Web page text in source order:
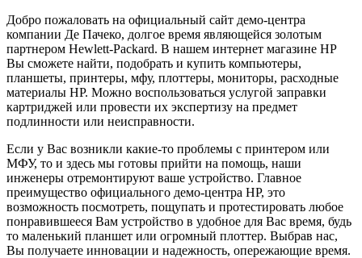
Добро пожаловать на официальный сайт демо-центра
компании Де Пачеко, долгое время являющейся золотым
партнером Hewlett-Packard. В нашем интернет магазине HP
Вы сможете найти, подобрать и купить компьютеры,
планшеты, принтеры, мфу, плоттеры, мониторы, расходные
материалы HP. Можно воспользоваться услугой заправки
картриджей или провести их экспертизу на предмет
подлинности или неисправности.
Если у Вас возникли какие-то проблемы с принтером или
МФУ, то и здесь мы готовы прийти на помощь, наши
инженеры отремонтируют ваше устройство. Главное
преимущество официального демо-центра HP, это
возможность посмотреть, пощупать и протестировать любое
понравившееся Вам устройство в удобное для Вас время, будь
то маленький планшет или огромный плоттер. Выбрав нас,
Вы получаете инновации и надежность, опережающие время.